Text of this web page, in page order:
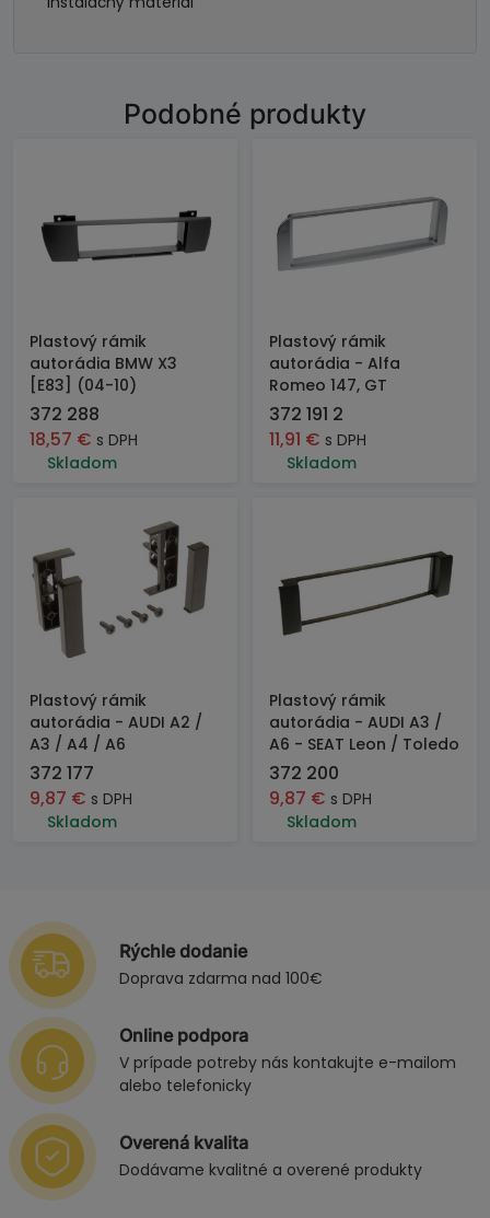
Podobné produkty
Plastový rámik
autorádia BMW X3
[E83] (04-10)
372 288
18,57 € s DPH
Skladom
Plastový rámik
autorádia - Alfa
Romeo 147, GT
372 191 2
11,91 € s DPH
Skladom
Plastový rámik
autorádia - AUDI A2 /
A3 / A4 / A6
372 177
9,87 € s DPH
Skladom
Plastový rámik
autorádia - AUDI A3 /
A6 - SEAT Leon / Toledo
372 200
9,87 € s DPH
Skladom
Rýchle dodanie
Doprava zdarma nad 100€
Online podpora
V prípade potreby nás kontakujte e-mailom
alebo telefonicky
Overená kvalita
Dodávame kvalitné a overené produkty